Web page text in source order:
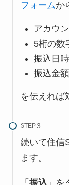
フォームか
アカウ
5桁の数
振込日時
振込金額
を伝えれば
STEP
続いて住信
ます。
「 振込」を